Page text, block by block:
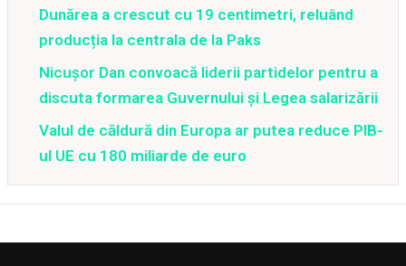
Dunărea a crescut cu 19 centimetri, reluând
producția la centrala de la Paks
Nicușor Dan convoacă liderii partidelor pentru a
discuta formarea Guvernului și Legea salarizării
Valul de căldură din Europa ar putea reduce PIB-
ul UE cu 180 miliarde de euro